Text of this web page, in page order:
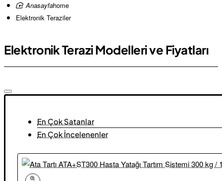
home
Elektronik Teraziler
Elektronik Terazi Modelleri ve Fiyatları
En Çok Satanlar
En Çok İncelenenler